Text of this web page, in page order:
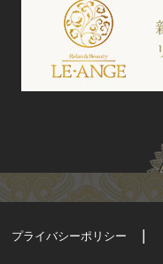
プライバシーポリシー